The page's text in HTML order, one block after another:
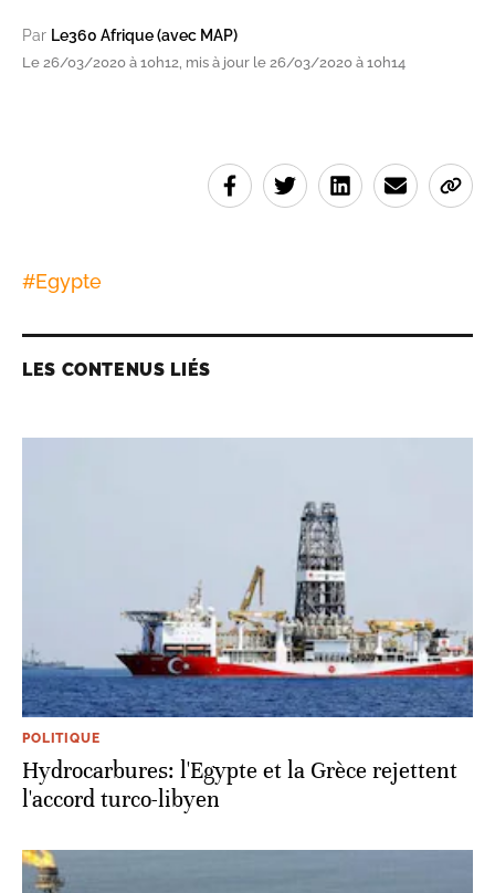
Par Le360 Afrique (avec MAP)
Le 26/03/2020 à 10h12, mis à jour le 26/03/2020 à 10h14
#Egypte
LES CONTENUS LIÉS
POLITIQUE
Hydrocarbures: l'Egypte et la Grèce rejettent
l'accord turco-libyen